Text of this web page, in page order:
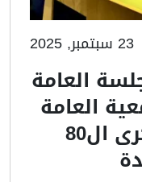
23 سبتمبر, 2025
العامة
العامة
المخصصة لإحياء الذكرى ال80